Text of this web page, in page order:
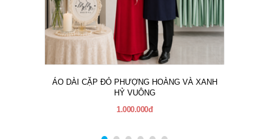
ÁO DÀI CẶP ĐỎ PHƯỢNG HOÀNG VÀ XANH
HỶ VUÔNG
1.000.000đ